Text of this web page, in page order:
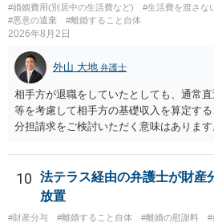
ほど問題ありません。）売却代金が建物の
名義人である夫に請求されることになりま
なく，連帯保証人でもありませんので，負
離婚については，相手方が離婚したいよ
らの意思次第だと思います。慰謝料を請求
過も含めて，どのように相談者が精神的
いく事情になると思います。 法律問題よ
題）の方がウェイトが大きいような問題
だからこそ，夫に対する話ではなく，全
思うのです。
#婚姻費用(別居中の生活費など) #生活費を渡さな
#悪意の遺棄
#離婚すること自体
2026年8月2日
外山 大地 弁護士
相手方が退職をしていたとしても、通常
等を考慮して相手方の基礎収入を算定す
分担請求をご検討いただく意味はありま
て、ご検討いただくのが良いかと思いま
10
法テラス経由の弁護士が財産
放置
#財産分与 #離婚すること自体 #離婚の慰謝料
#